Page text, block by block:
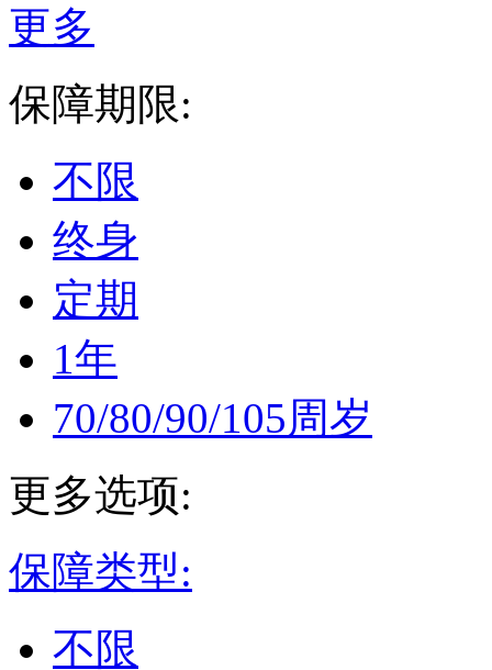
更多
保障期限:
不限
终身
定期
1年
70/80/90/105周岁
更多选项:
保障类型:
不限